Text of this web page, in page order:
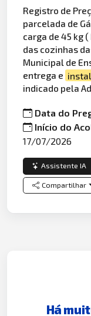
Registro de
parcelada de
carga de 45 kg
das cozinhas
Municipal de
entrega e
indicado pela
Data do
Início do
17/07/2026
Assistente IA
Compartilhar
Há